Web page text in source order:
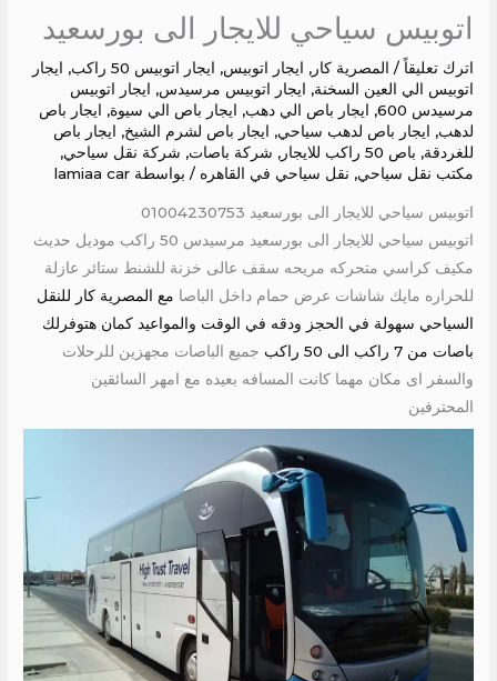
اتوبيس سياحي للايجار الى بورسعيد
اترك تعليقاً / المصرية كار, ايجار اتوبيس, ايجار اتوبيس 50 راكب , ايجار
اتوبيس الي العين السخنة, ايجار اتوبيس مرسيدس, ايجار اتوبيس
مرسيدس 600
, ايجار باص الي دهب, ايجار باص الي سيوة, ايجار باص
لدهب, ايجار باص لدهب سياحي, ايجار باص لشرم الشيخ, ايجار باص
للغردقة, باص 50 راكب للايجار , شركة باصات, شركة نقل سياحي,
مكتب نقل سياحي, نقل سياحي في القاهره / بواسطة lamiaa car
اتوبيس سياحي للايجار الى بورسعيد 01004230753
اتوبيس سياحي للايجار الى بورسعيد مرسيدس 50 راكب موديل حديث
مكيف كراسي متحركه مريحه سقف عالى خزنة للشنط ستائر عازلة
للحراره مايك شاشات عرض حمام داخل الباصا مع المصرية كار للنقل
السياحي سهولة في الحجز ودقه في الوقت والمواعيد كمان هتوفرلك
باصات من 7 راكب الى 50 راكب
جميع الباصات مجهزين للرحلات
والسفر اى مكان مهما كانت المسافه بعيده مع امهر السائقين
المحترفين